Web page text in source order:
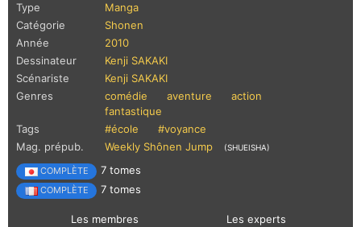
Type
Manga
Catégorie
Shonen
Année
2010
Dessinateur
Kenji SAKAKI
Scénariste
Kenji SAKAKI
Genres
comédie aventure
action
fantastique
Tags
#école
#voyance
Mag. prépub.
Weekly Shônen Jump (SHUEISHA)
COMPLÈTE 7 tomes
COMPLÈTE 7 tomes
Les membres Les experts